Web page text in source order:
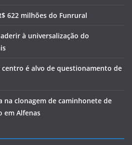
622 milhões do Funrural
à universalização do
é alvo de questionamento de
na clonagem de caminhonete de
em Alfenas